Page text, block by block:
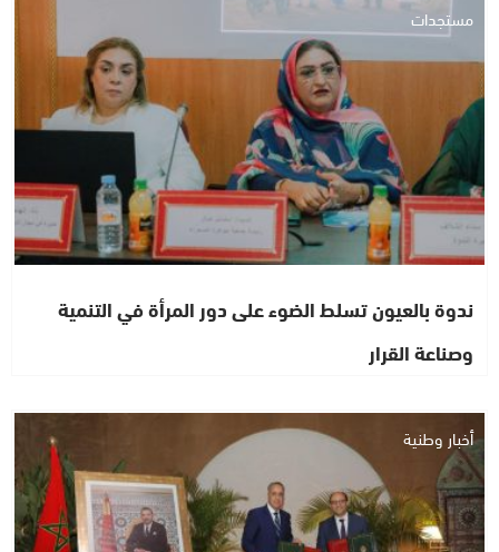
مستجدات
ندوة بالعيون تسلط الضوء على دور المرأة في التنمية
وصناعة القرار
أخبار وطنية